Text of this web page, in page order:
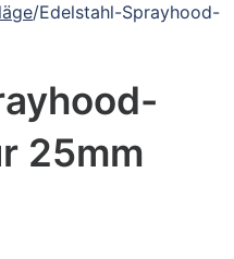
/Edelstahl-Sprayhood-
25mm